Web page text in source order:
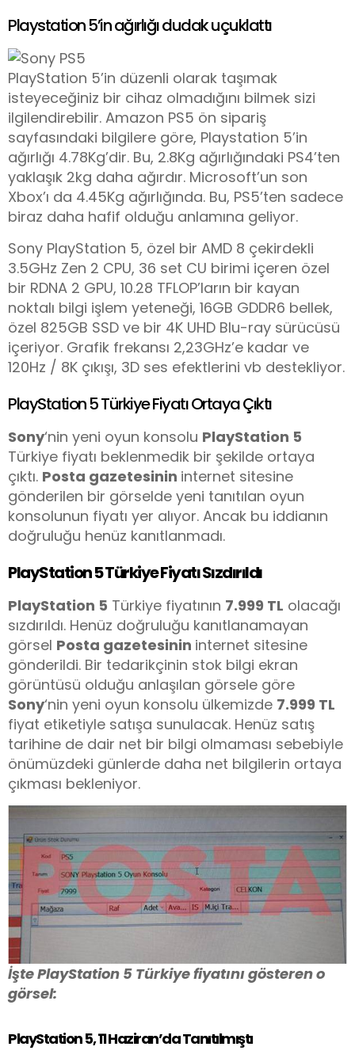
Playstation 5’in ağırlığı dudak uçuklattı
PlayStation 5’in düzenli olarak taşımak
isteyeceğiniz bir cihaz olmadığını bilmek sizi
ilgilendirebilir. Amazon PS5 ön sipariş
sayfasındaki bilgilere göre, Playstation 5’in
ağırlığı 4.78Kg’dir. Bu, 2.8Kg ağırlığındaki PS4’ten
yaklaşık 2kg daha ağırdır. Microsoft’un son
Xbox’ı da 4.45Kg ağırlığında. Bu, PS5’ten sadece
biraz daha hafif olduğu anlamına geliyor.
Sony PlayStation 5, özel bir AMD 8 çekirdekli
3.5GHz Zen 2 CPU, 36 set CU birimi içeren özel
bir RDNA 2 GPU, 10.28 TFLOP’ların bir kayan
noktalı bilgi işlem yeteneği, 16GB GDDR6 bellek,
özel 825GB SSD ve bir 4K UHD Blu-ray sürücüsü
içeriyor. Grafik frekansı 2,23GHz’e kadar ve
120Hz / 8K çıkışı, 3D ses efektlerini vb destekliyor.
PlayStation 5 Türkiye Fiyatı Ortaya Çıktı
Sony‘nin yeni oyun konsolu PlayStation 5
Türkiye fiyatı beklenmedik bir şekilde ortaya
çıktı. Posta gazetesinin internet sitesine
gönderilen bir görselde yeni tanıtılan oyun
konsolunun fiyatı yer alıyor. Ancak bu iddianın
doğruluğu henüz kanıtlanmadı.
PlayStation 5 Türkiye Fiyatı Sızdırıldı
PlayStation 5 Türkiye fiyatının 7.999 TL olacağı
sızdırıldı. Henüz doğruluğu kanıtlanamayan
görsel Posta gazetesinin internet sitesine
gönderildi. Bir tedarikçinin stok bilgi ekran
görüntüsü olduğu anlaşılan görsele göre
Sony‘nin yeni oyun konsolu ülkemizde 7.999 TL
fiyat etiketiyle satışa sunulacak. Henüz satış
tarihine de dair net bir bilgi olmaması sebebiyle
önümüzdeki günlerde daha net bilgilerin ortaya
çıkması bekleniyor.
İşte PlayStation 5 Türkiye fiyatını gösteren o
görsel:
PlayStation 5, 11 Haziran’da Tanıtılmıştı